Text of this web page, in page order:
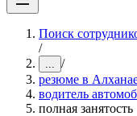
Поиск
/
... /
резюме в
водитель
полная занятость